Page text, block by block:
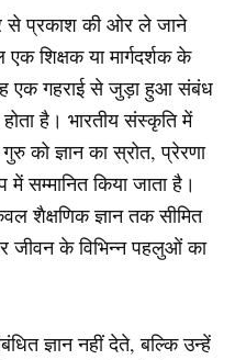
से प्रकाश की ओर ले जाने
शिक्षक या मार्गदर्शक के
एक गहराई से जुड़ा हुआ संबंध
है। भारतीय संस्कृति में
को ज्ञान का स्रोत, प्रेरणा
सम्मानित किया जाता है।
शैक्षणिक ज्ञान तक सीमित
जीवन के विभिन्न पहलुओं का
ज्ञान नहीं देते, बल्कि उन्हें